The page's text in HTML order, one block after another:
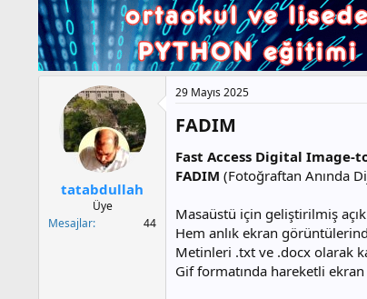
n
b
u
y
u
ş
l
a
n
g
ç
t
a
r
h
i
k
e
t
l
e
r
tatabdullah
Üye
Mesajlar
44
29 Mayıs 2025
FADIM​
Fast Access Digital Image-
FADIM (Fotoğraftan Anında
Masaüstü için geliştirilmiş
Hem anlık ekran
Metinleri .txt ve .docx olarak
Gif formatında hareketli ekran